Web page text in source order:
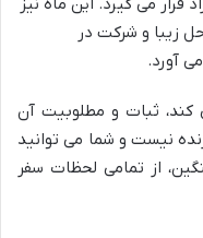
سانتی گراد قرار می گیرد. این ماه نیز
زیبا و شرکت در
آورد.
ثبات و مطلوبیت آن
نیست و شما می توانید
از تمامی لحظات سفر